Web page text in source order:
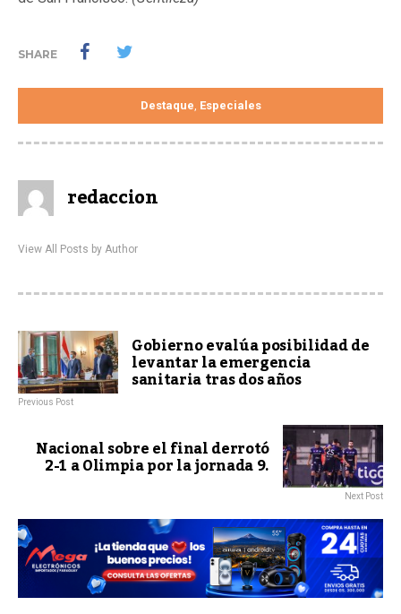
SHARE
Destaque Especiales
redaccion
View All Posts by Author
Gobierno evalúa posibilidad de
levantar la emergencia
sanitaria tras dos años
Previous Post
Nacional sobre el final derrotó
2-1 a Olimpia por la jornada 9.
Next Post